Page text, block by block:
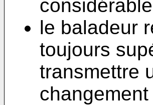
le baladeur
toujours
transmettre